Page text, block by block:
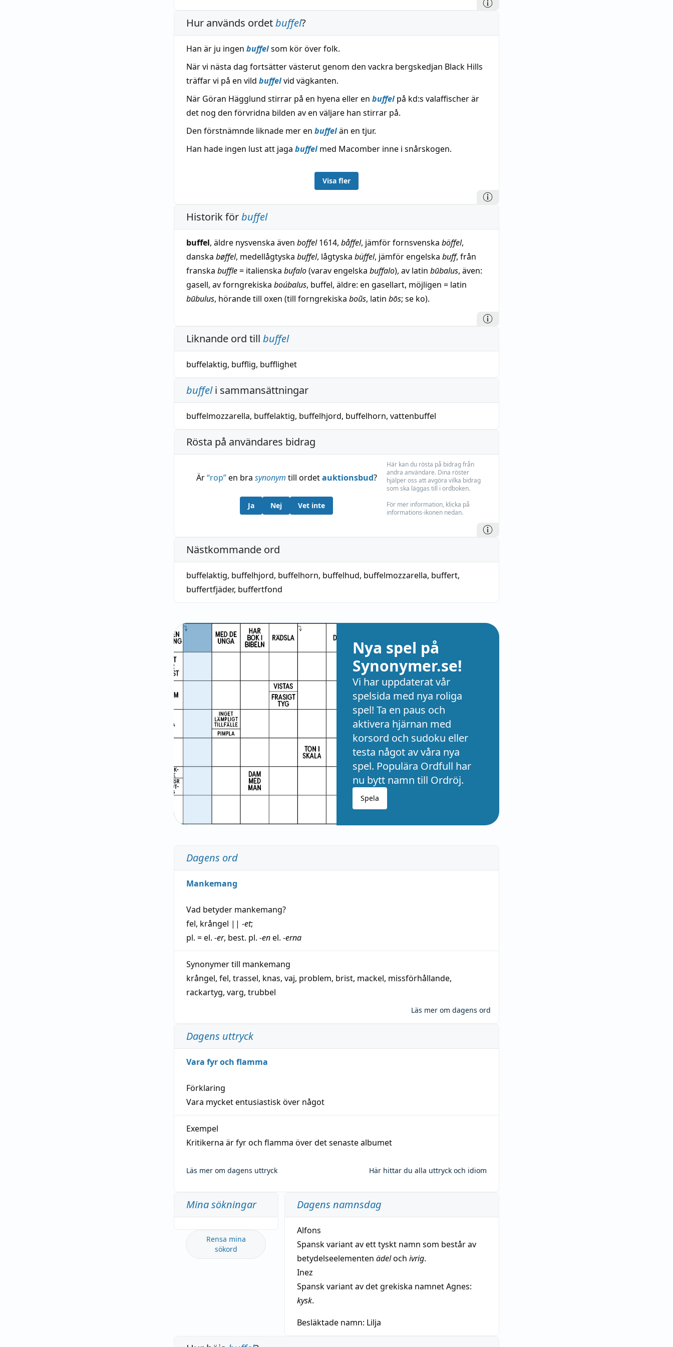
Hur används ordetbuffel?
Han är ju ingen buffelsom kör över folk.
När vi nästa dag fortsätter västerut genom den vackra bergskedjan Black Hills
träffar vi på en vild buffelvid vägkanten.
När Göran Hägglund stirrar på en hyena eller en buffelpå kd:s valaffischer är
det nog den förvridna bilden av en väljare han stirrar på.
Den förstnämnde liknade mer en buffelän en tjur.
Han hade ingen lust att jaga buffelmed Macomber inne i snårskogen.
Visa fler
Historik förbuffel
buffel, äldre nysvenska även boffel1614, båffel, jämför fornsvenska böffel,
danska bøffel, medellågtyska buffel, lågtyska büffel, jämför engelska buff, från
franska buffle= italienska bufalo(varav engelska buffalo), av latin būbalus, även:
gasell, av forngrekiska boúbalus, buffel, äldre: en gasellart, möjligen = latin
būbulus, hörande till oxen (till forngrekiska boũs, latin bōs; se ko).
Liknande ord till buffel
buffelaktig, bufflig, bufflighet
buffeli sammansättningar
buffelmozzarella, buffelaktig, buffelhjord, buffelhorn, vattenbuffel
Rösta på användares bidrag
Är“rop”en bra synonym till ordetauktionsbud?
Ja Nej Vet inte
Här kan du rösta på bidrag från
andra användare. Dina röster
hjälper oss att avgöra vilka bidrag
som ska läggas till i ordboken.
För mer information, klicka på
informations-ikonen nedan.
Nästkommande ord
buffelaktig, buffelhjord, buffelhorn, buffelhud, buffelmozzarella, buffert,
buffertfjäder, buffertfond
Nya spel på
Synonymer.se!
Vi har uppdaterat vår
spelsida med nya roliga
spel! Ta en paus och
aktivera hjärnan med
korsord och sudoku eller
testa något av våra nya
spel. Populära Ordfull har
nu bytt namn till Ordröj.
Spela
Dagens ord
Mankemang
Vad betyder mankemang?
fel, krångel || -et;
pl. = el. -er, best. pl. -enel. -erna
Synonymer till mankemang
krångel, fel, trassel, knas, vaj, problem, brist, mackel, missförhållande,
rackartyg, varg, trubbel
Läs mer om dagens ord
Dagens uttryck
Vara fyr och flamma
Förklaring
Vara mycket entusiastisk över något
Exempel
Kritikerna är fyr och flamma över det senaste albumet
Läs mer om dagens uttryck Här hittar du alla uttryck och idiom
Mina sökningar
Rensa mina
sökord
Dagens namnsdag
Alfons
Spansk variant av ett tyskt namn som består av
betydelseelementen ädeloch ivrig.
Inez
Spansk variant av det grekiska namnet Agnes:
kysk.
Besläktade namn: Lilja